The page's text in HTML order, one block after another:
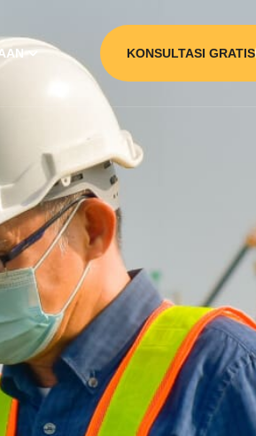
KONSULTASI GRATIS